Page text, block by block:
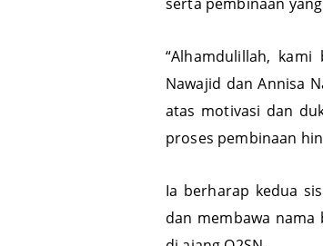
serta pembinaan
“Alhamdulillah,
Nawajid dan Annisa
atas motivasi dan
proses pembinaan
Ia berharap kedua
dan membawa nama